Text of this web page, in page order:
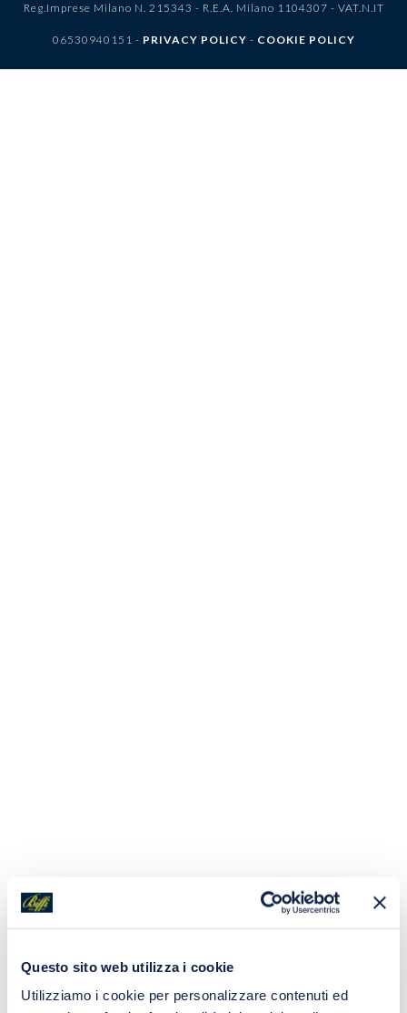
Questo sito web utilizza i cookie
Utilizziamo i cookie per personalizzare contenuti ed
Reg.Imprese Milano N. 215343 - R.E.A. Milano 1104307 - VAT.N.IT
06530940151 - PRIVACY POLICY - COOKIE POLICY